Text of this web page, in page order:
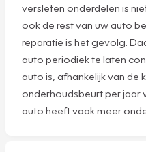
versleten onderdelen is
ook de rest van uw auto
reparatie is het gevolg.
auto periodiek te laten
auto is, afhankelijk van de
onderhoudsbeurt per jaar
auto heeft vaak meer